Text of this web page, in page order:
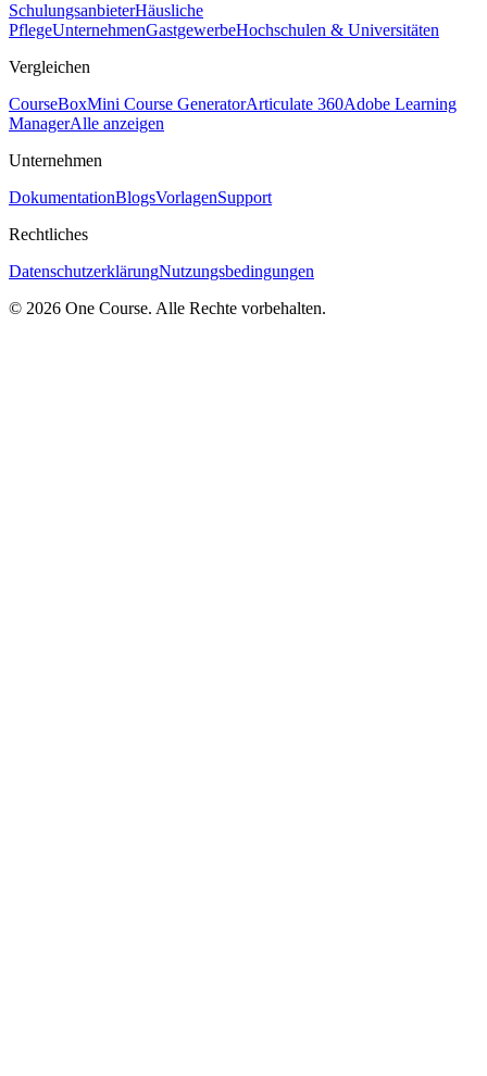
SchulungsanbieterHäusliche
PflegeUnternehmenGastgewerbeHochschulen & Universitäten
Vergleichen
CourseBoxMini Course GeneratorArticulate 360Adobe Learning
ManagerAlle anzeigen
Unternehmen
DokumentationBlogsVorlagenSupport
Rechtliches
DatenschutzerklärungNutzungsbedingungen
© 2026 One Course. Alle Rechte vorbehalten.